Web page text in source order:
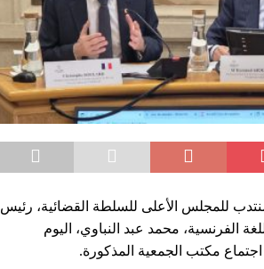
للمجلس الأعلى ‏للسلطة القضائية، رئيس
الفرنسية، محمد عبد النباوي، اليوم
مكتب الجمعية المذكورة.